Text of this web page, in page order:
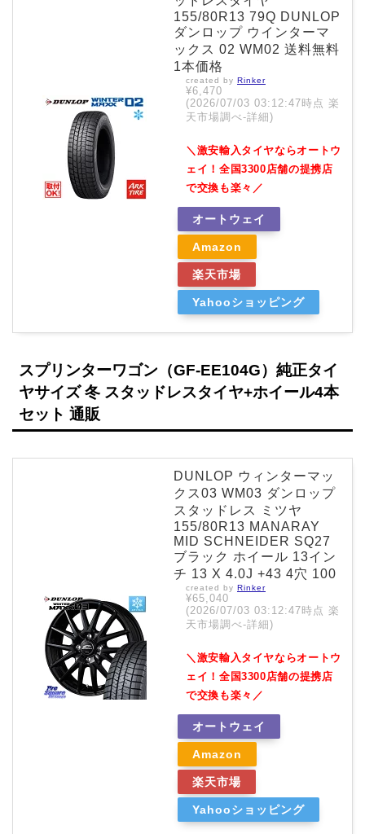
155/80R13 79Q DUNLOP
ダンロップ ウインターマ
ックス 02 WM02 送料無料
1本価格
created by Rinker
¥6,470
(2026/07/03 03:12:47時点 楽
天市場調べ-詳細)
＼激安輸入タイヤならオートウ
ェイ！全国3300店舗の提携店
で交換も楽々／
オートウェイ
Amazon
楽天市場
Yahooショッピング
スプリンターワゴン（GF-EE104G）純正タイ
ヤサイズ 冬 スタッドレスタイヤ+ホイール4本
セット 通販
DUNLOP ウィンターマッ
クス03 WM03 ダンロップ
スタッドレス ミツヤ
155/80R13 MANARAY
MID SCHNEIDER SQ27
ブラック ホイール 13イン
チ 13 X 4.0J +43 4穴 100
created by Rinker
¥65,040
(2026/07/03 03:12:47時点 楽
天市場調べ-詳細)
＼激安輸入タイヤならオートウ
ェイ！全国3300店舗の提携店
で交換も楽々／
オートウェイ
Amazon
楽天市場
Yahooショッピング